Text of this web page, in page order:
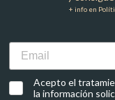
+ info en
Email
Acepto el
la información